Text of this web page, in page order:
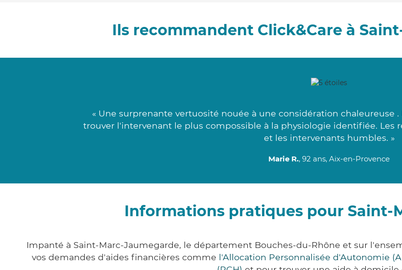
Ils recommandent Click&Care à
« Une surprenante vertuosité nouée à une considération chaleureuse
trouver l'intervenant le plus compossible à la physiologie identifiée. Les
et les intervenants humbles. »
Marie R., 92 ans, Aix-en-Provence
Informations pratiques pour Saint-
Impanté à Saint-Marc-Jaumegarde, le département Bouches-du-Rhône et sur
vos demandes d'aides financières comme l'Allocation Personnalisée d'Autonomie